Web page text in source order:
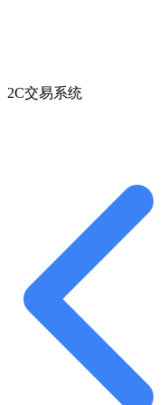
2C交易系统